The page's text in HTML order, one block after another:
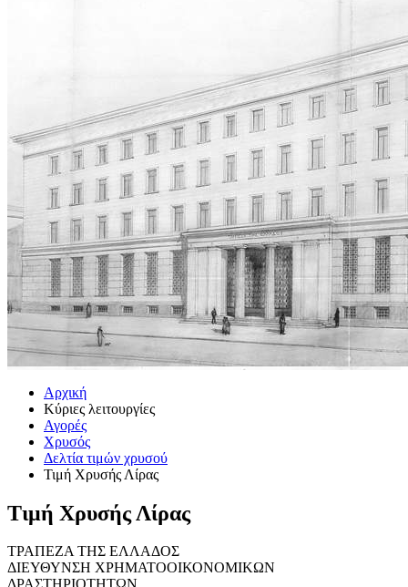
Αρχική
Κύριες λειτουργίες
Αγορές
Χρυσός
Δελτία τιμών χρυσού
Τιμή Χρυσής Λίρας
Τιμή Χρυσής Λίρας
ΤΡΑΠΕΖΑ ΤΗΣ ΕΛΛΑΔΟΣ
ΔΙΕΥΘΥΝΣΗ ΧΡΗΜΑΤΟΟΙΚΟΝΟΜΙΚΩΝ